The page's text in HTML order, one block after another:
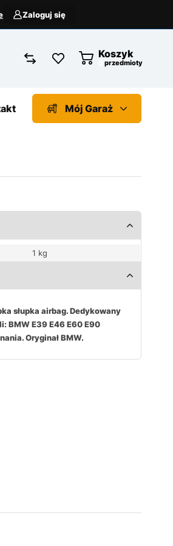
Zaloguj się
Koszyk
przedmioty
Mój Garaż
1 kg
słupka airbag. Dedykowany
BMW E39 E46 E60 E90
Oryginał BMW.